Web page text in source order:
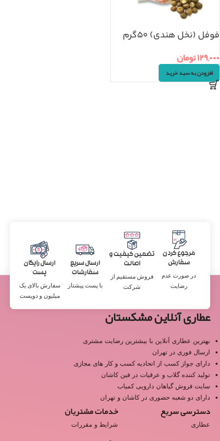
فوفل (نخل هندی) ۵۰گرم
۱۲۹,۰۰۰تومان
افزودن به سبد خرید
مرجوع کردن
سفارش
در صورت عدم
رضایت
تضمین کیفیت و
اصالت
فروش مستقیم از
شرکت
ارسال سریع
سفارشات
با پست پیشتاز
ارسال رایگان
پست
سفارش بالای یک
میلیون و دویست
عطاری آنلاین مشکستان
بهترین عطاری آنلاین با بیشترین رضایت مشتری
ارسال فوری در تهران
دارای جواز کسب از اتحادیه کسب و کار های مجازی
تولید کننده گلاب و عرقیات در فین کاشان
سایت فروش گیاهان دارویی کمیاب
دارای دو شعبه حضوری در کاشان و تهران
دسترسی سریع
عطاری
خدمات مشتریان
شرایط و مقررات